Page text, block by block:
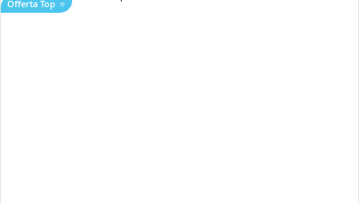
Offerta Top ⭐